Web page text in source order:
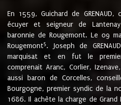
En 1559, Guichard de GRENAUD,
écuyer et seigneur de
baronnie de Rougemont. Le 09
Rougemont5. Joseph de
marquisat et en fut le premier
comprenait Aranc, Corlier,
aussi baron de Corcelles,
Bourgogne, premier syndic de la
1686. Il achète la charge de Grand